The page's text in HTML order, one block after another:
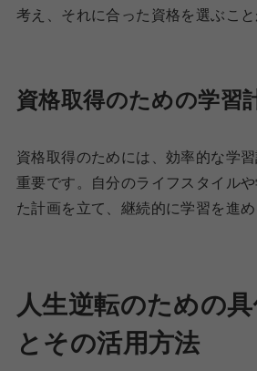
考え、それに合った資格を選ぶこと
資格取得のための学習
資格取得のためには、効率的な学
重要です。自分のライフスタイル
た計画を立て、継続的に学習を進め
人生逆転のための
とその活用方法